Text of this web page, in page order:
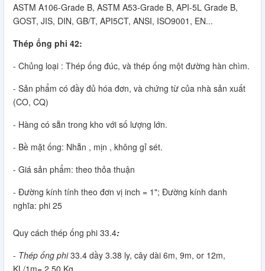
ASTM A106-Grade B, ASTM A53-Grade B, API-5L Grade B,
GOST, JIS, DIN, GB/T, API5CT, ANSI, ISO9001, EN...
Thép ống phi 42:
- Chủng loại : Thép ống đúc, và thép ống một đường hàn chìm.
- Sản phẩm có đầy đủ hóa đơn, và chứng từ của nhà sản xuất
(CO, CQ)
- Hàng có sẵn trong kho với số lượng lớn.
- Bề mặt ống: Nhẵn , mịn , không gỉ sét.
- Giá sản phẩm: theo thỏa thuận
- Đường kính tính theo đơn vị inch = 1"; Đường kính danh
nghĩa: phi 25
Quy cách thép ống phi 33.4:
- Thép ống phi33.4 dầy 3.38 ly, cây dài 6m, 9m, or 12m,
KL/1m= 2.50 Kg